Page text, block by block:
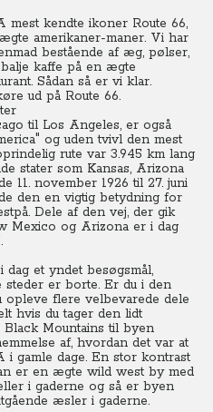
mest kendte ikoner Route 66,
amerikaner-maner. Vi har
bestående af æg, pølser,
kaffe på en ægte
Sådan så er vi klar.
ud på Route 66.
til Los Angeles, er også
og uden tvivl den mest
rute var 3.945 km lang
stater som Kansas, Arizona
11. november 1926 til 27. juni
den en vigtig betydning for
Dele af den vej, der gik
Mexico og Arizona er i dag
et yndet besøgsmål,
steder er borte. Er du i den
opleve flere velbevarede dele
hvis du tager den lidt
Mountains til byen
af, hvordan det var at
i gamle dage. En stor kontrast
er en ægte wild west by med
i gaderne og så er byen
æsler i gaderne.